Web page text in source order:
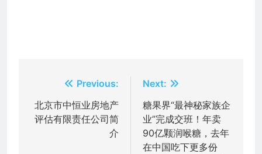
章
导
Previous:
北京市中恒业房地产
评估有限责任公司简
介
Next:
糖果界“最神秘家族企
业”完成交班！年卖
90亿颗润喉糖，去年
在中国吃下更多份